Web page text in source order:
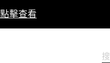
點擊查看